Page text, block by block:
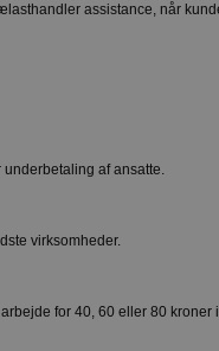
assistance, når
af ansatte.
virksomheder.
for 40, 60 eller 80 kroner i